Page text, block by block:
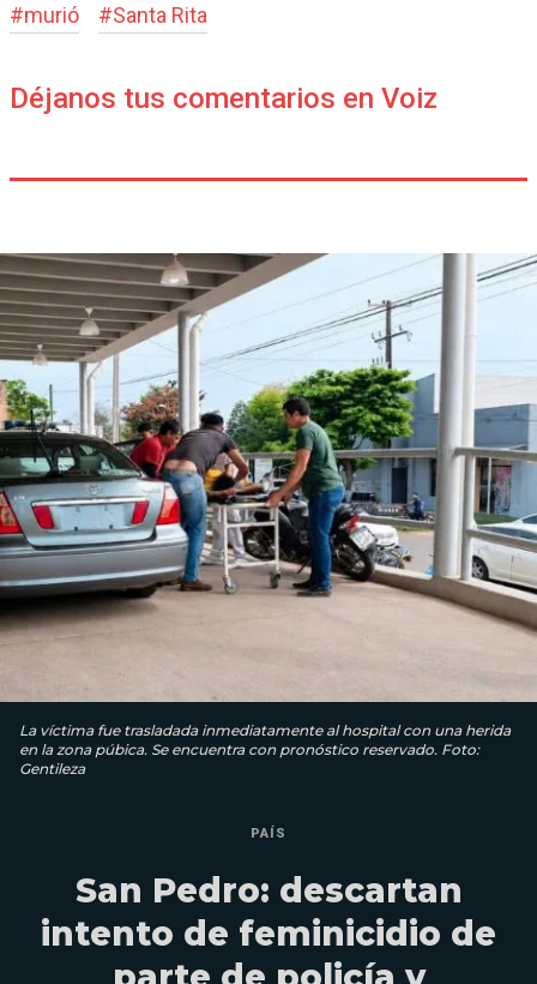
#murió #Santa Rita
Déjanos tus comentarios en Voiz
La víctima fue trasladada inmediatamente al hospital con una herida
en la zona púbica. Se encuentra con pronóstico reservado. Foto:
Gentileza
PAÍS
San Pedro: descartan
intento de feminicidio de